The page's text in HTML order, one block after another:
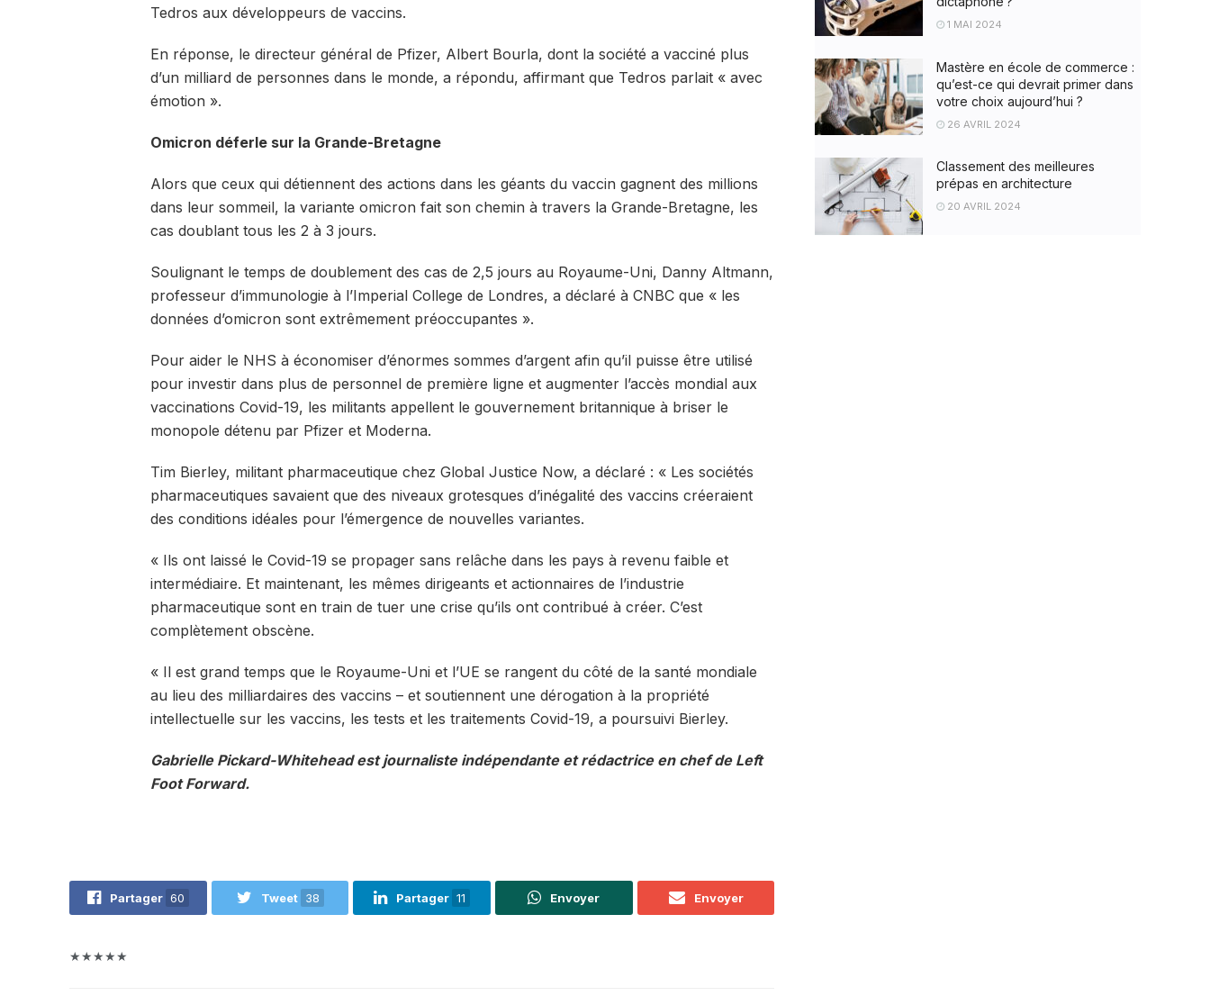
Tedros aux développeurs de vaccins.
En réponse, le directeur général de Pfizer, Albert Bourla, dont la société a vacciné plus
d’un milliard de personnes dans le monde, a répondu, affirmant que Tedros parlait « avec
émotion ».
Omicron déferle sur la Grande-Bretagne
Alors que ceux qui détiennent des actions dans les géants du vaccin gagnent des millions
dans leur sommeil, la variante omicron fait son chemin à travers la Grande-Bretagne, les
cas doublant tous les 2 à 3 jours.
Soulignant le temps de doublement des cas de 2,5 jours au Royaume-Uni, Danny Altmann,
professeur d’immunologie à l’Imperial College de Londres, a déclaré à CNBC que « les
données d’omicron sont extrêmement préoccupantes ».
Pour aider le NHS à économiser d’énormes sommes d’argent afin qu’il puisse être utilisé
pour investir dans plus de personnel de première ligne et augmenter l’accès mondial aux
vaccinations Covid-19, les militants appellent le gouvernement britannique à briser le
monopole détenu par Pfizer et Moderna.
Tim Bierley, militant pharmaceutique chez Global Justice Now, a déclaré : « Les sociétés
pharmaceutiques savaient que des niveaux grotesques d’inégalité des vaccins créeraient
des conditions idéales pour l’émergence de nouvelles variantes.
« Ils ont laissé le Covid-19 se propager sans relâche dans les pays à revenu faible et
intermédiaire. Et maintenant, les mêmes dirigeants et actionnaires de l’industrie
pharmaceutique sont en train de tuer une crise qu’ils ont contribué à créer. C’est
complètement obscène.
« Il est grand temps que le Royaume-Uni et l’UE se rangent du côté de la santé mondiale
au lieu des milliardaires des vaccins – et soutiennent une dérogation à la propriété
intellectuelle sur les vaccins, les tests et les traitements Covid-19, a poursuivi Bierley.
Gabrielle Pickard-Whitehead est journaliste indépendante et rédactrice en chef de Left
Foot Forward.
Partager 60 Tweet 38 Partager 11 Envoyer Envoyer
★★★★★
1 MAI 2024
Mastère en école de commerce :
qu’est-ce qui devrait primer dans
votre choix aujourd’hui ?
26 AVRIL 2024
Classement des meilleures
prépas en architecture
20 AVRIL 2024